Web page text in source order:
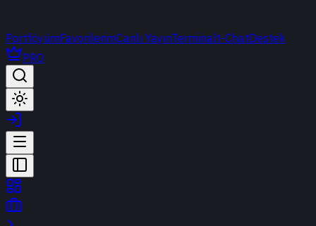
PortföyümFavorilerimCanlı YayınTerminalt-ChatDestek
PRO